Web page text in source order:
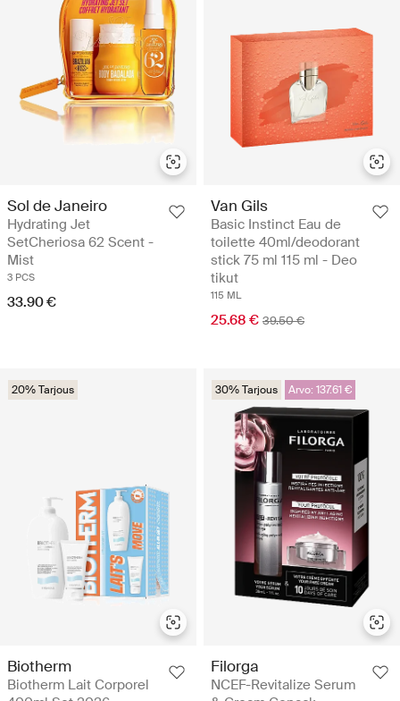
Sol de Janeiro
Hydrating Jet
SetCheriosa 62 Scent -
Mist
3 PCS
33.90 €
Van Gils
Basic Instinct Eau de
toilette 40ml/deodorant
stick 75 ml 115 ml - Deo
tikut
115 ML
25.68 € 39.50 €
20% Tarjous
Biotherm
Biotherm Lait Corporel
30% Tarjous Arvo: 137.61 €
Filorga
NCEF-Revitalize Serum